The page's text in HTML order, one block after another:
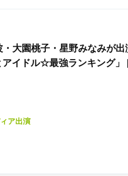
・大園桃子・星野みなみが
イドル☆最強ランキング」
ア出演